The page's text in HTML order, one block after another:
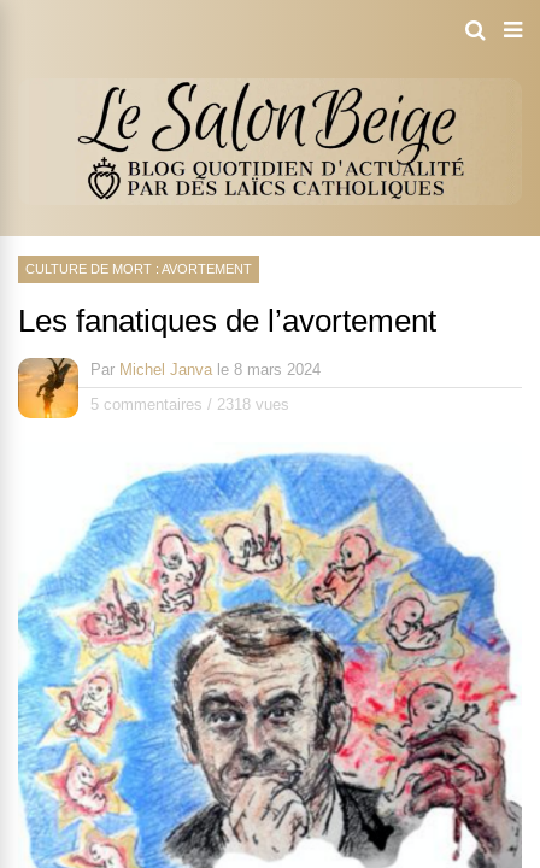
CULTURE DE MORT : AVORTEMENT
Les fanatiques de l’avortement
Par Michel Janva le 8 mars 2024
5 commentaires / 2318 vues